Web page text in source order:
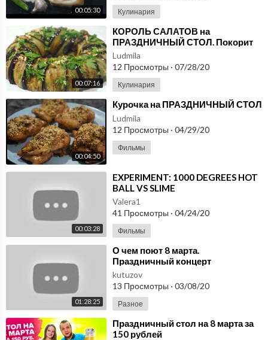
00:05:30 Кулинария
00:07:16
⁣КОРОЛЬ САЛАТОВ на
ПРАЗДНИЧНЫЙ СТОЛ. Покорит
красотой и вкусом.
Ludmila
12 Просмотры · 07/28/20
Кулинария
00:04:50
⁣Курочка на ПРАЗДНИЧНЫЙ СТОЛ
Ludmila
12 Просмотры · 04/29/20
Фильмы
00:03:28
⁣EXPERIMENT: 1000 DEGREES HOT
BALL VS SLIME
Valera1
41 Просмотры · 04/24/20
Фильмы
01:28:25
⁣О чем поют 8 марта.
Праздничный концерт
kutuzov
13 Просмотры · 03/08/20
Разное
⁣Праздничный стол на 8 марта за
150 рублей